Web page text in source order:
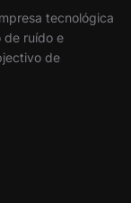
tecnológica
de ruído e
de